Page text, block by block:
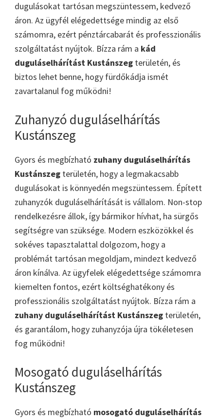
dugulásokat tartósan megszüntessem, kedvező
áron. Az ügyfél elégedettsége mindig az első
számomra, ezért pénztárcabarát és professzionális
szolgáltatást nyújtok. Bízza rám a kád
duguláselhárítást Kustánszeg területén, és
biztos lehet benne, hogy fürdőkádja ismét
zavartalanul fog működni!
Zuhanyzó duguláselhárítás
Kustánszeg
Gyors és megbízható zuhany duguláselhárítás
Kustánszeg területén, hogy a legmakacsabb
dugulásokat is könnyedén megszüntessem. Épített
zuhanyzók duguláselhárítását is vállalom. Non-stop
rendelkezésre állok, így bármikor hívhat, ha sürgős
segítségre van szüksége. Modern eszközökkel és
sokéves tapasztalattal dolgozom, hogy a
problémát tartósan megoldjam, mindezt kedvező
áron kínálva. Az ügyfelek elégedettsége számomra
kiemelten fontos, ezért költséghatékony és
professzionális szolgáltatást nyújtok. Bízza rám a
zuhany duguláselhárítást Kustánszeg területén,
és garantálom, hogy zuhanyzója újra tökéletesen
fog működni!
Mosogató duguláselhárítás
Kustánszeg
Gyors és megbízható mosogató duguláselhárítás